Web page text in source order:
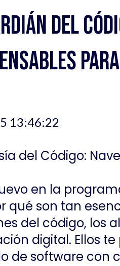
del
13:46:22
del Código:
en la
qué son tan
del código, los
digital. Ellos
de software con